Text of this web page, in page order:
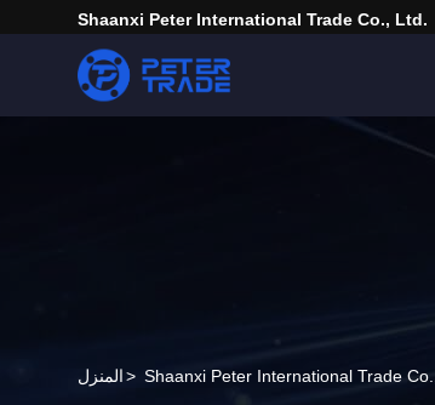
Shaanxi Peter International Trade Co., Ltd.
المنزل>